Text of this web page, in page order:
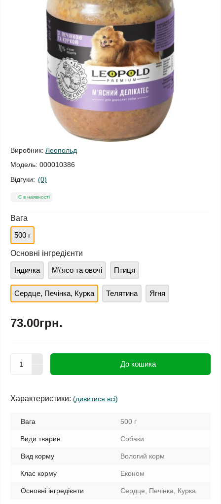
Виробник: Леопольд
Модель: 000010386
Відгуки: (0)
Є в наявності
Вага
500 г
Основні інгредієнти
Індичка
М\'ясо та овочі Птиця
Сердце, Печінка, Курка Телятина Ягня
73.00грн.
До кошика
Характеристики: (дивитися всі)
Вага 500 г
Види тварин Собаки
Вид корму Вологий корм
Клас корму Економ
Основні інгредієнти Сердце, Печінка, Курка